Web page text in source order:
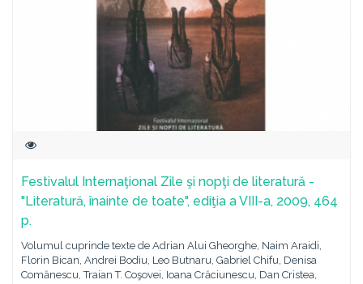
Festivalul Internaţional Zile şi nopţi de literatură -
"Literatură, înainte de toate", ediţia a VIII-a, 2009, 464
p.
Volumul cuprinde texte de Adrian Alui Gheorghe, Naim Araidi,
Florin Bican, Andrei Bodiu, Leo Butnaru, Gabriel Chifu, Denisa
Comănescu, Traian T. Coşovei, Ioana Crăciunescu, Dan Cristea,